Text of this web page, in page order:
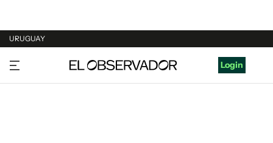
URUGUAY
URUGUAY
ARGENTINA
Login